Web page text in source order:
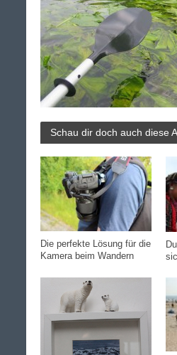
Schau dir doch auch diese
Die perfekte Lösung für die
Kamera beim Wandern